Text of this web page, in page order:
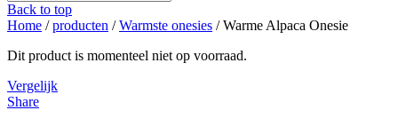
Back to top
Home /producten /Warmste onesies / Warme Alpaca Onesie
Dit product is momenteel niet op voorraad.
Vergelijk
Share